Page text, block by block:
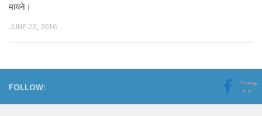
मायने।
JUNE 22, 2016
FOLLOW: